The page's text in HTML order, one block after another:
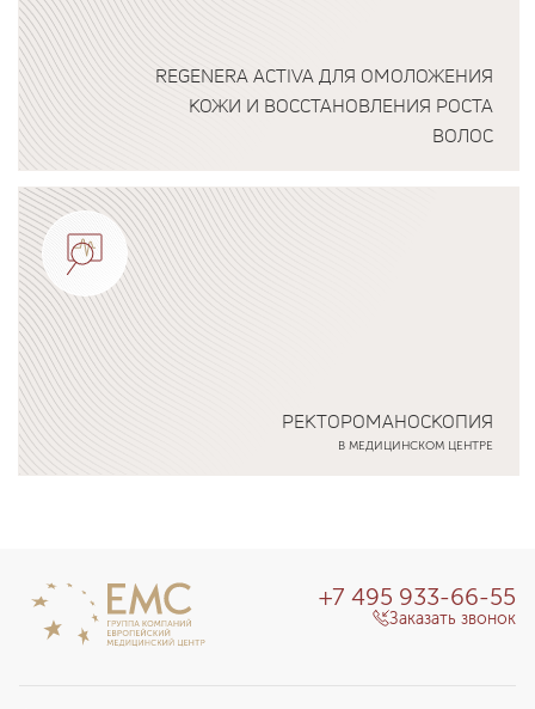
REGENERA ACTIVA ДЛЯ ОМОЛОЖЕНИЯ
КОЖИ И ВОССТАНОВЛЕНИЯ РОСТА
ВОЛОС
Подробнее о программе
РЕКТОРОМАНОСКОПИЯ
В МЕДИЦИНСКОМ ЦЕНТРЕ
+7 495 933-66-55
Заказать звонок